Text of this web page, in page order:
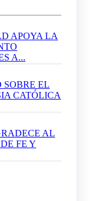
APOYA LA
A...
EL
CATÓLICA
AL
FE Y